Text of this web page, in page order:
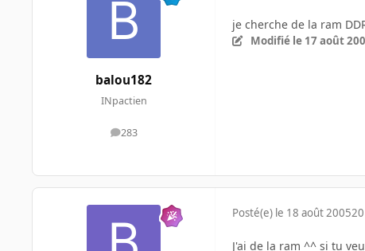
balou182
INpactien
283
messages
je cherche de la ram
Modifié le 17 août
Posté(e) le 18 août 2005
J'ai de la ram ^^ si tu